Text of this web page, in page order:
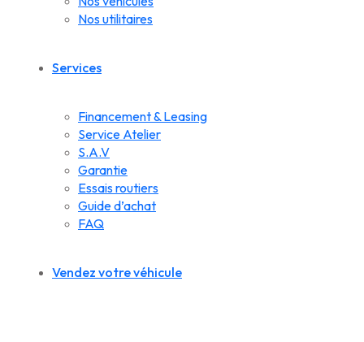
Nos utilitaires
Services
Financement & Leasing
Service Atelier
S.A.V
Garantie
Essais routiers
Guide d’achat
FAQ
Vendez votre véhicule